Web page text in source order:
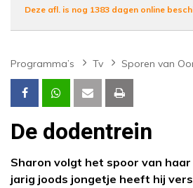
Deze afl. is nog 1383 dagen online
Programma’s Tv Sporen van
De dodentrein
Sharon volgt het spoor van haar
jarig joods jongetje heeft hij